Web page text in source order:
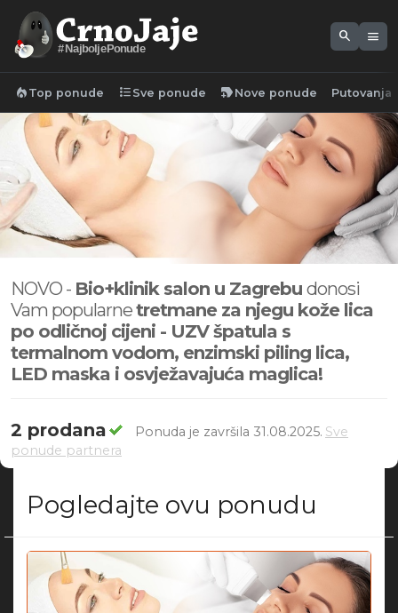
#NajboljePonude
search menu
local_fire_department Top ponude format_list_bulleted Sve ponude new_label Nove ponude Putovanja
NOVO - Bio+klinik salon u Zagrebu donosi
Vam popularnetretmane za njegu kože lica
po odličnoj cijeni - UZV špatula s
termalnom vodom, enzimski piling lica,
LED maska i osvježavajuća maglica!
2 prodana Ponuda je završila 31.08.2025. Sve
ponude partnera
Pogledajte ovu ponudu